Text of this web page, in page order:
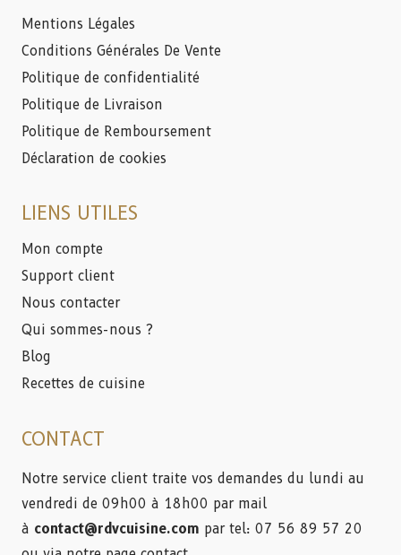
Mentions Légales
Conditions Générales De Vente
Politique de confidentialité
Politique de Livraison
Politique de Remboursement
Déclaration de cookies
LIENS UTILES
Mon compte
Support client
Nous contacter
Qui sommes-nous ?
Blog
Recettes de cuisine
CONTACT
Notre service client traite vos demandes du lundi au
vendredi de 09h00 à 18h00 par mail
à contact@rdvcuisine.com par tel: 07 56 89 57 20